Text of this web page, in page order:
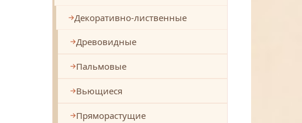
Декоративно-лиственные
Древовидные
Пальмовые
Вьющиеся
Пряморастущие